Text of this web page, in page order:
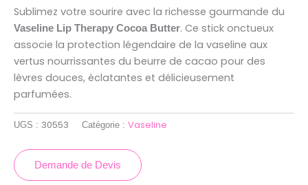
Sublimez votre sourire avec la richesse gourmande du
Vaseline Lip Therapy Cocoa Butter. Ce stick onctueux
associe la protection légendaire de la vaseline aux
vertus nourrissantes du beurre de cacao pour des
lèvres douces, éclatantes et délicieusement
parfumées.
UGS : 30553 Catégorie : Vaseline
Demande de Devis